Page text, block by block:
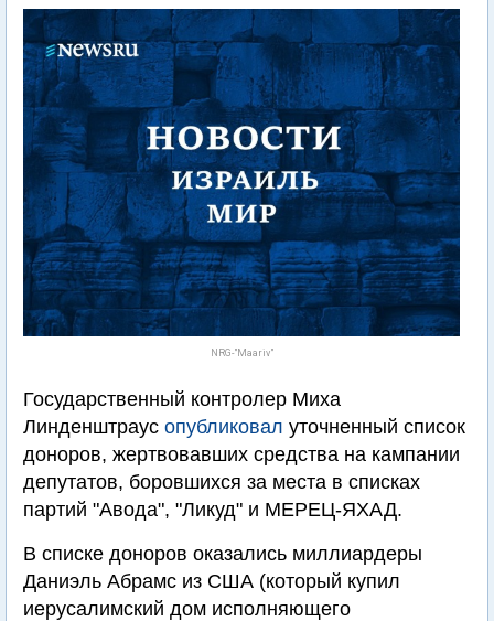
NRG-"Maariv"
Государственный контролер Миха
Линденштраус опубликовал уточненный список
доноров, жертвовавших средства на кампании
депутатов, боровшихся за места в списках
партий "Авода", "Ликуд" и МЕРЕЦ-ЯХАД.
В списке доноров оказались миллиардеры
Даниэль Абрамс из США (который купил
иерусалимский дом исполняющего